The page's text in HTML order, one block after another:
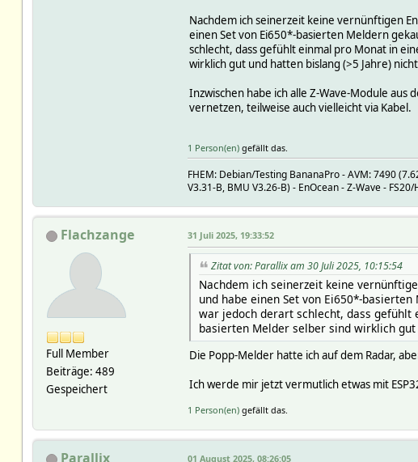
Nachdem ich seinerzeit keine vernünftigen
einen Set von Ei650*-basierten Meldern
schlecht, dass gefühlt einmal pro Monat in
wirklich gut und hatten bislang (>5 Jahre)
Inzwischen habe ich alle Z-Wave-Module aus
vernetzen, teilweise auch vielleicht via Kabel.
1 Person(en)gefällt das.
FHEM: Debian/Testing BananaPro - AVM: 7490
V3.31-B, BMU V3.26-B) - EnOcean - Z-Wave - FS20/
Flachzange
Full Member
Beiträge: 489
Gespeichert
31 Juli 2025, 19:33:52
Zitat von: Parallix am 30 Juli 2025, 10:15:54
Nachdem ich seinerzeit keine
und habe einen Set von Ei650*-
war jedoch derart schlecht, dass
basierten Melder selber sind wirklich
Die Popp-Melder hatte ich auf dem Radar,
Ich werde mir jetzt vermutlich etwas mit
1 Person(en)gefällt das.
Parallix 01 August 2025, 08:26:05